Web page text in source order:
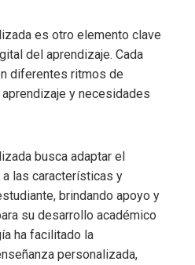
es otro elemento clave
del aprendizaje. Cada
diferentes ritmos de
y necesidades
busca adaptar el
las características y
brindando apoyo y
su desarrollo académico
ha facilitado la
personalizada,